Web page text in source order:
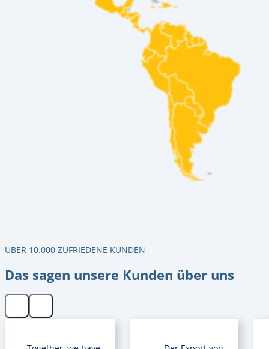
ÜBER 10.000 ZUFRIEDENE KUNDEN
Das sagen unsere Kunden über uns